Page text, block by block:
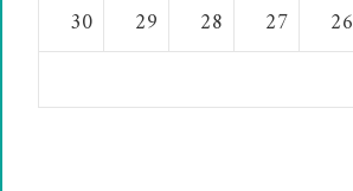
26
27
28
29
30